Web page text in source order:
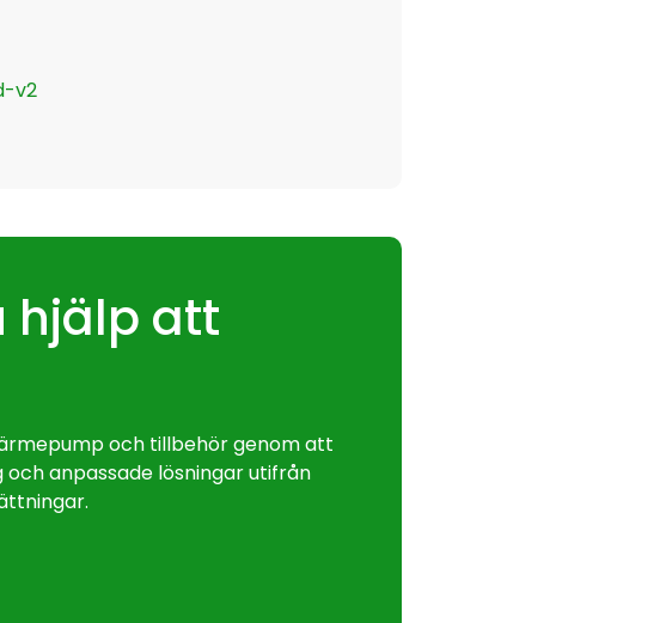
v2
hjälp att
och tillbehör genom att
anpassade lösningar utifrån